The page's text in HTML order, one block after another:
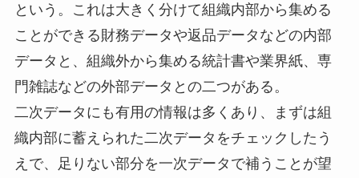
という。これは大きく分けて組織内部から集める
ことができる財務データや返品データなどの内部
データと、組織外から集める統計書や業界紙、専
門雑誌などの外部データとの二つがある。
二次データにも有用の情報は多くあり、まずは組
織内部に蓄えられた二次データをチェックしたう
えで、足りない部分を一次データで補うことが望